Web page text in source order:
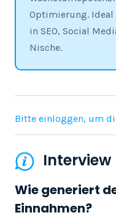
Optimierung.
in SEO, Social
Nische.
Bitte einloggen, um
Interview
Wie generiert
Einnahmen?